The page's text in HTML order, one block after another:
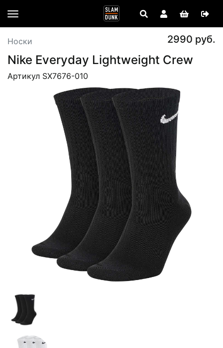
Носки 2990 руб.
Nike Everyday Lightweight Crew
Артикул SX7676-010